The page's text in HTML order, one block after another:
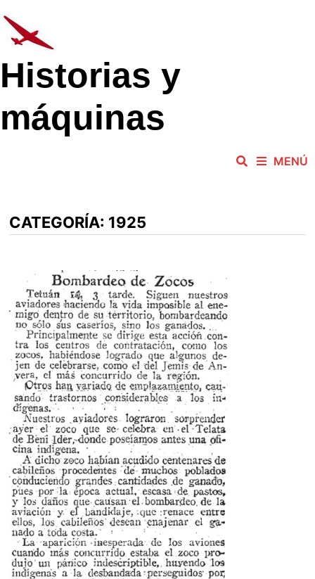
al
contenido
Historias y
máquinas
MENÚ
CATEGORÍA: 1925